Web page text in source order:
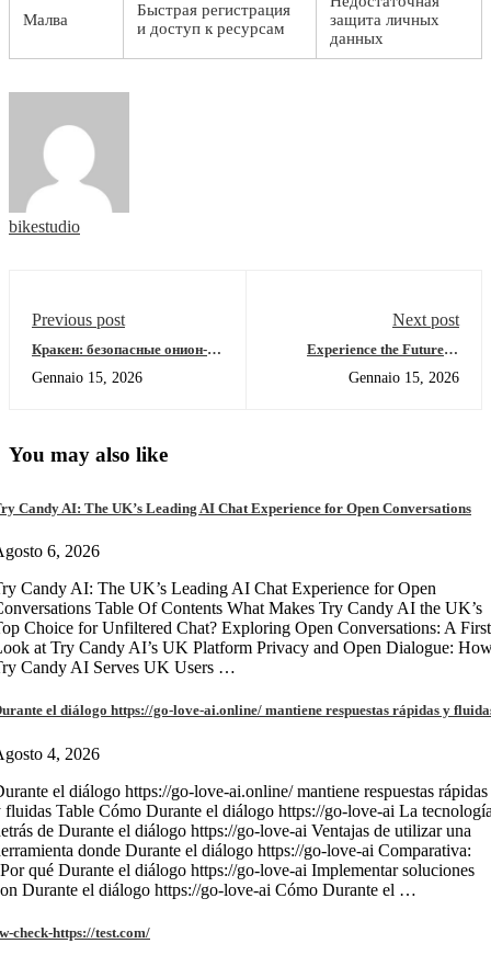
Малва
Быстрая регистрация
и доступ к ресурсам
защита личных
данных
bikestudio
Previous post
Кракен: безопасные онион-
Gennaio 15, 2026
Next post
Experience the Future of
Gennaio 15, 2026
You may also like
Candy AI: The UK’s Leading AI Chat Experience for Open Conversations
6, 2026
Candy AI: The UK’s Leading AI Chat Experience for Open
Table Of Contents What Makes Try Candy AI the UK’s
Choice for Unfiltered Chat? Exploring Open Conversations: A First
at Try Candy AI’s UK Platform Privacy and Open Dialogue:
Candy AI Serves UK Users …
el diálogo https://go-love-ai.online/ mantiene respuestas rápidas y
4, 2026
el diálogo https://go-love-ai.online/ mantiene respuestas rápidas
fluidas Table Cómo Durante el diálogo https://go-love-ai La
de Durante el diálogo https://go-love-ai Ventajas de utilizar una
donde Durante el diálogo https://go-love-ai Comparativa:
qué Durante el diálogo https://go-love-ai Implementar soluciones
Durante el diálogo https://go-love-ai Cómo Durante el …
check-https://test.com/